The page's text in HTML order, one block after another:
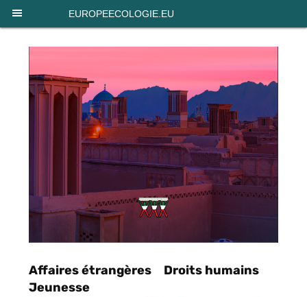
EUROPEECOLOGIE.EU
Affaires étrangères
Droits humains
Jeunesse